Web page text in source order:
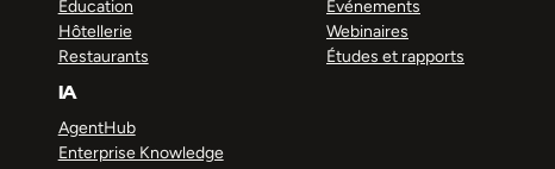
Éducation
Hôtellerie
Restaurants
IA
AgentHub
Enterprise Knowledge
Événements
Webinaires
Études et rapports